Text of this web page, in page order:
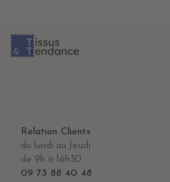
Relation Clients
du lundi au Jeudi
de 9h à 16h30
09 73 88 40 48